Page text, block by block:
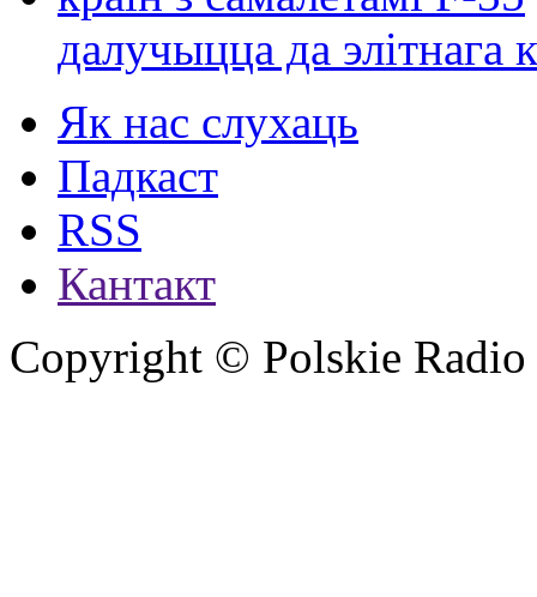
далучыцца да элітнага
Як нас слухаць
Падкаст
RSS
Кантакт
Copyright © Polskie